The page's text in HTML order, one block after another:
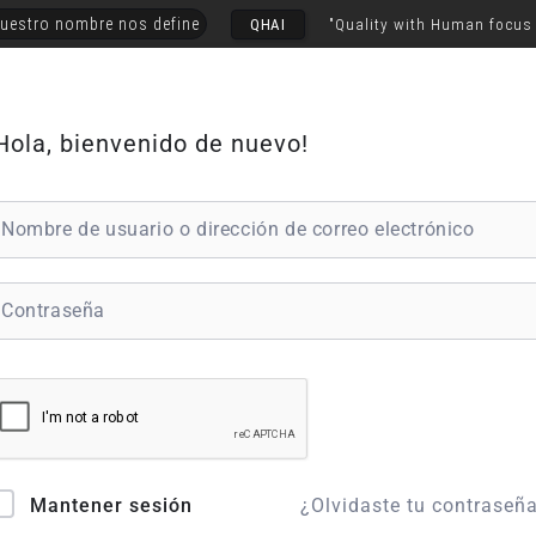
nombre nos define QHAI "Quality with Human focus
bienvenido de nuevo!
Mantener sesión ¿Olvidaste tu